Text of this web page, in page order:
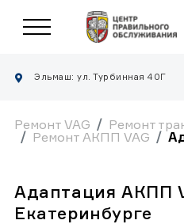
Эльмаш: ул. Турбинная 40Г
Ремонт VAG
Ремонт
Ремонт АКПП VAG
Адаптация АКПП
Екатеринбурге